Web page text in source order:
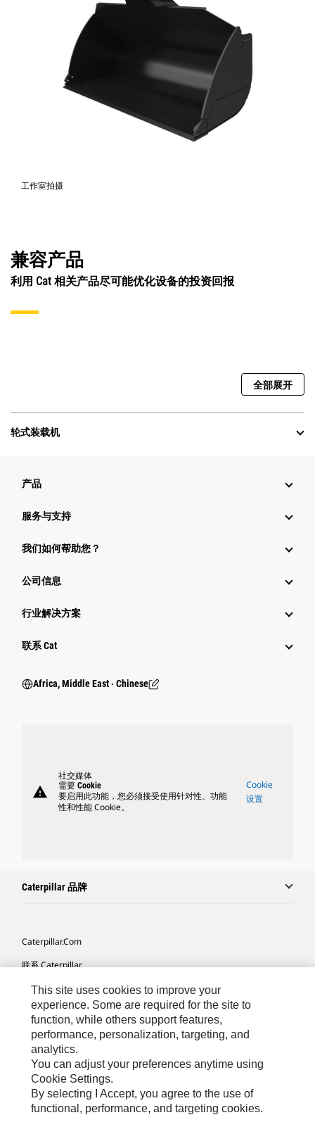
工作室拍摄
兼容产品
利用 Cat 相关产品尽可能优化设备的投资回报
全部展开
轮式装载机
产品
服务与支持
我们如何帮助您？
公司信息
行业解决方案
行业
联系 Cat
Africa, Middle East ‧ Chinese
warning
社交媒体
需要 Cookie
要启用此功能，您必须接受使用针对性、功能
性和性能 Cookie。
Cookie
设置
Caterpillar 品牌
Caterpillar.com
联系 Caterpillar
我的营销首选项
站点地图
Cookie Settings
法律
隐私
This site uses cookies to improve your
experience. Some are required for the site to
function, while others support features,
performance, personalization, targeting, and
analytics.
You can adjust your preferences anytime using
Cookie Settings.
By selecting I Accept, you agree to the use of
functional, performance, and targeting cookies.